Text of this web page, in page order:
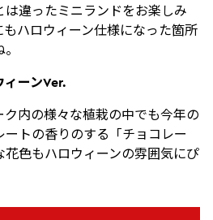
違ったミニランドをお楽しみ
ハロウィーン仕様になった箇所
ィーンVer.
内の様々な植栽の中でも今年の
トの香りのする「チョコレー
花色もハロウィーンの雰囲気にぴ